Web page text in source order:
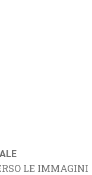
LE IMMAGINI